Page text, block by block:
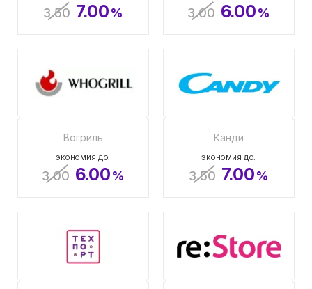
3.50 7.00% 3.00 6.00%
Вогриль
ЭКОНОМИЯ ДО:
3.00 6.00%
Канди
ЭКОНОМИЯ ДО:
3.50 7.00%